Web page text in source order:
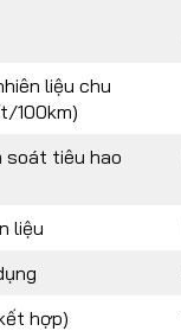
liệu chu
100km)
soát tiêu hao
liệu
hợp)